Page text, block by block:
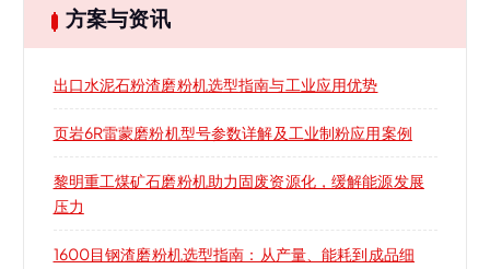
方案与资讯
出口水泥石粉渣磨粉机选型指南与工业应用优势
页岩6R雷蒙磨粉机型号参数详解及工业制粉应用案例
黎明重工煤矿石磨粉机助力固废资源化，缓解能源发展
压力
1600目钢渣磨粉机选型指南：从产量、能耗到成品细